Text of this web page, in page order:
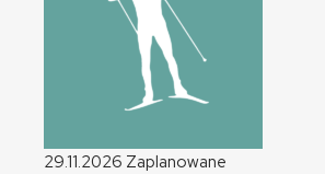
29.11.2026 Zaplanowane